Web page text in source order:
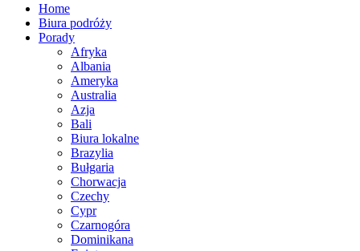
Home
Biura podróży
Porady
Afryka
Albania
Ameryka
Australia
Azja
Bali
Biura lokalne
Brazylia
Bułgaria
Chorwacja
Czechy
Cypr
Czarnogóra
Dominikana